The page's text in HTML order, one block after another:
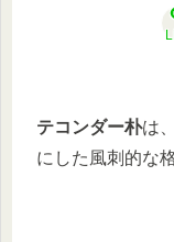
テコンダー朴は
にした風刺的な